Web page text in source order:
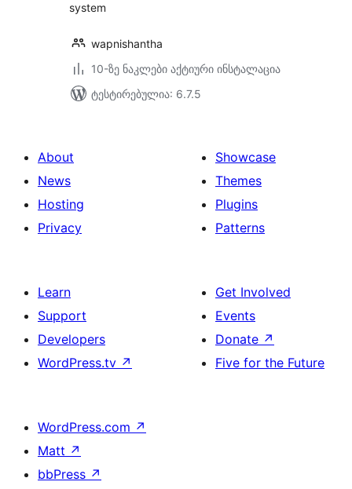
system
wapnishantha
10-ზე ნაკლები აქტიური ინსტალაცია
ტესტირებულია: 6.7.5
About
News
Hosting
Privacy
Showcase
Themes
Plugins
Patterns
Learn
Support
Developers
WordPress.tv ↗
Get Involved
Events
Donate ↗
Five for the Future
WordPress.com ↗
Matt ↗
bbPress ↗